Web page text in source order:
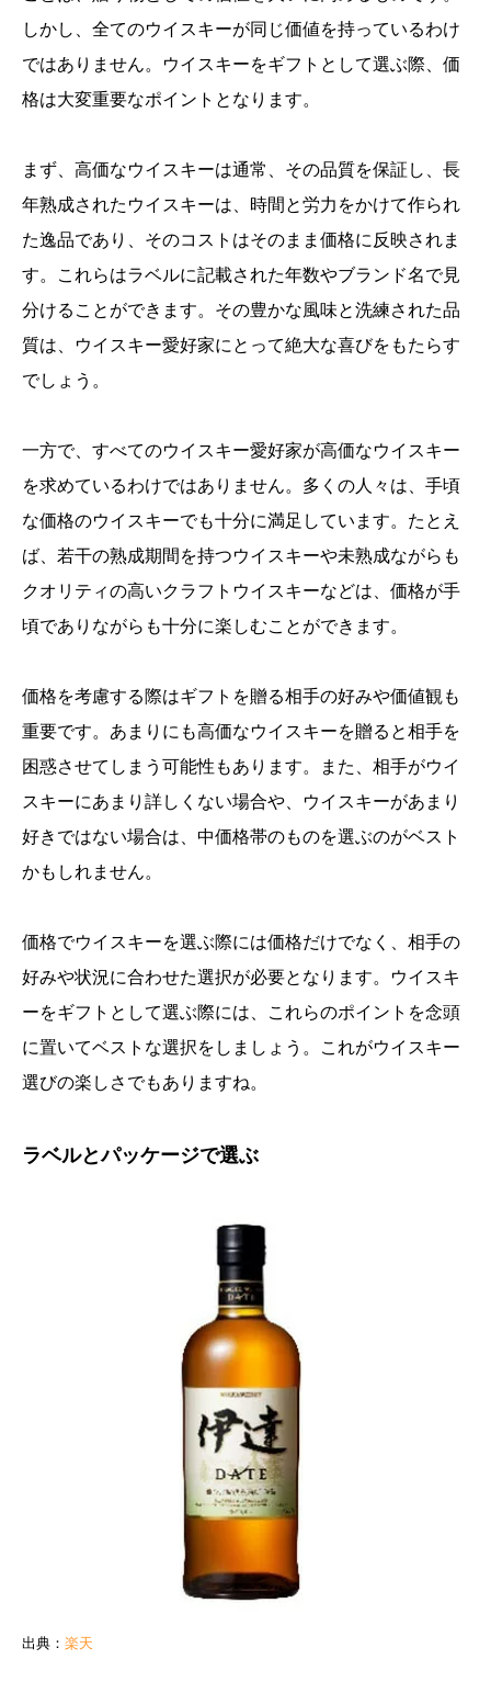
しかし、全てのウイスキーが同じ価値を持っているわけ
ではありません。ウイスキーをギフトとして選ぶ際、価
格は大変重要なポイントとなります。
まず、高価なウイスキーは通常、その品質を保証し、長
年熟成されたウイスキーは、時間と労力をかけて作られ
た逸品であり、そのコストはそのまま価格に反映されま
す。これらはラベルに記載された年数やブランド名で見
分けることができます。その豊かな風味と洗練された品
質は、ウイスキー愛好家にとって絶大な喜びをもたらす
でしょう。
一方で、すべてのウイスキー愛好家が高価なウイスキー
を求めているわけではありません。多くの人々は、手頃
な価格のウイスキーでも十分に満足しています。たとえ
ば、若干の熟成期間を持つウイスキーや未熟成ながらも
クオリティの高いクラフトウイスキーなどは、価格が手
頃でありながらも十分に楽しむことができます。
価格を考慮する際はギフトを贈る相手の好みや価値観も
重要です。あまりにも高価なウイスキーを贈ると相手を
困惑させてしまう可能性もあります。また、相手がウイ
スキーにあまり詳しくない場合や、ウイスキーがあまり
好きではない場合は、中価格帯のものを選ぶのがベスト
かもしれません。
価格でウイスキーを選ぶ際には価格だけでなく、相手の
好みや状況に合わせた選択が必要となります。ウイスキ
ーをギフトとして選ぶ際には、これらのポイントを念頭
に置いてベストな選択をしましょう。これがウイスキー
選びの楽しさでもありますね。
ラベルとパッケージで選ぶ
出典： 楽天